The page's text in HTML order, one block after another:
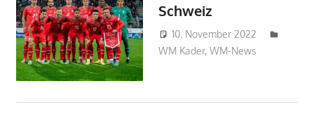
Schweiz
10. November 2022
WM Kader,WM-News